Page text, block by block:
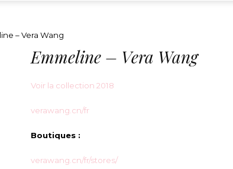
– Vera Wang
Emmeline – Vera Wang
Voir la collection 2018
verawang.cn/fr
Boutiques :
verawang.cn/fr/stores/